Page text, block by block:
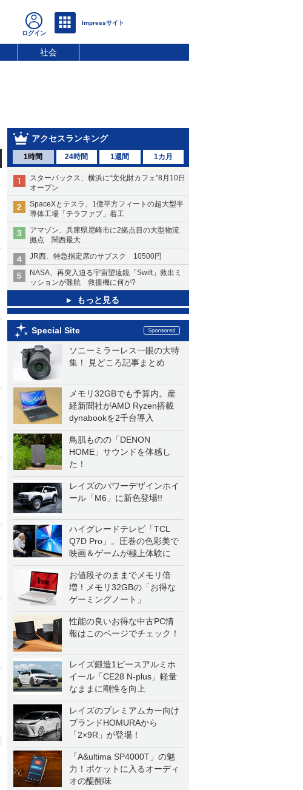
社会
アクセスランキング
1時間 24時間 1週間 1カ月
スターバックス、横浜に“文化財カフェ”8月10日
オープン
SpaceXとテスラ、1億平方フィートの超大型半
導体工場「テラファブ」着工
アマゾン、兵庫県尼崎市に2拠点目の大型物流
拠点 関西最大
JR西、特急指定席のサブスク 10500円
NASA、再突入迫る宇宙望遠鏡「Swift」救出ミ
ッションが難航 救援機に何が?
もっと見る
Special Site
ソニーミラーレス一眼の大特
集！ 見どころ記事まとめ
メモリ32GBでも予算内。産
経新聞社がAMD Ryzen搭載
dynabookを2千台導入
鳥肌ものの「DENON
HOME」サウンドを体感し
た！
レイズのパワーデザインホイ
ール「M6」に新色登場!!
ハイグレードテレビ「TCL
Q7D Pro」。圧巻の色彩美で
映画＆ゲームが極上体験に
お値段そのままでメモリ倍
増！メモリ32GBの「お得な
ゲーミングノート」
性能の良いお得な中古PC情
報はこのページでチェック！
レイズ鍛造1ピースアルミホ
イール「CE28 N-plus」軽量
なままに剛性を向上
レイズのプレミアムカー向け
ブランドHOMURAから
「2×9R」が登場！
「A&ultima SP4000T」の魅
力！ポケットに入るオーディ
オの醍醐味